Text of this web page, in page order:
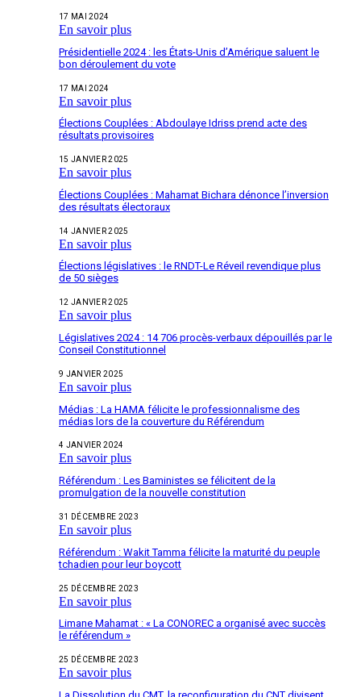
17 MAI 2024
En savoir plus
Présidentielle 2024 : les États-Unis d’Amérique saluent le
bon déroulement du vote
17 MAI 2024
En savoir plus
Élections Couplées : Abdoulaye Idriss prend acte des
résultats provisoires
15 JANVIER 2025
En savoir plus
Élections Couplées : Mahamat Bichara dénonce l’inversion
des résultats électoraux
14 JANVIER 2025
En savoir plus
Élections législatives : le RNDT-Le Réveil revendique plus
de 50 sièges
12 JANVIER 2025
En savoir plus
Législatives 2024 : 14 706 procès-verbaux dépouillés par le
Conseil Constitutionnel
9 JANVIER 2025
En savoir plus
Médias : La HAMA félicite le professionnalisme des
médias lors de la couverture du Référendum
4 JANVIER 2024
En savoir plus
Référendum : Les Baministes se félicitent de la
promulgation de la nouvelle constitution
31 DÉCEMBRE 2023
En savoir plus
Référendum : Wakit Tamma félicite la maturité du peuple
tchadien pour leur boycott
25 DÉCEMBRE 2023
En savoir plus
Limane Mahamat : « La CONOREC a organisé avec succès
le référendum »
25 DÉCEMBRE 2023
En savoir plus